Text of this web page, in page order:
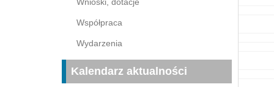
Współpraca
Wydarzenia
Kalendarz aktualności